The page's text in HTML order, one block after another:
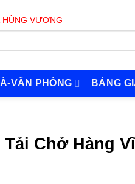
PHỤC VỤ 24/7
VĂN PHÒNG BẢNG
Tải Chở Hàng